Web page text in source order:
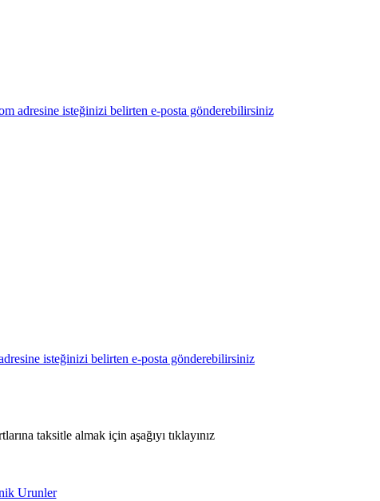
taksitle almak için aşağıyı tıklayınız